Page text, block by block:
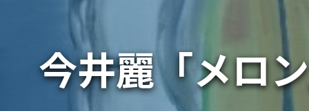
初めての美術品売却
YOUTUBE
絵画買取
骨董品買取
3つの買取方法
宅配・郵送買取
東京店
会社概要
消費者志向自主宣言
今井麗「メロ